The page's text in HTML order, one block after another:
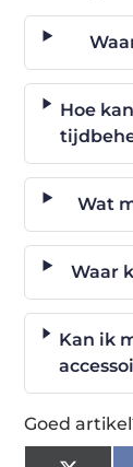
Hoe
Wat
Waar
Kan ik
Goed